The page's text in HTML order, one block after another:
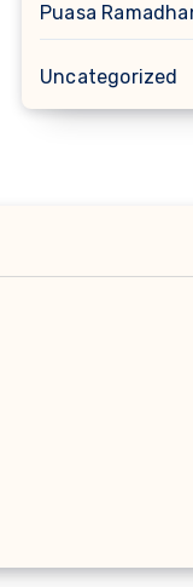
Puasa
Uncategorized